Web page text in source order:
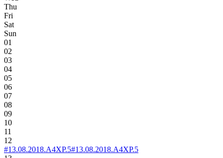
Thu
Fri
Sat
Sun
01
02
03
04
05
06
07
08
09
10
11
12
#13.08.2018.A4XP.5#13.08.2018.A4XP.5